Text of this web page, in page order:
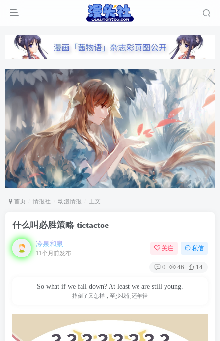
首页 情报社 动漫情报 正文
什么叫必胜策略 tictactoe
冷泉和泉
11个月前发布
关注 私信
0 46 14
So what if we fall down? At least we are still young.
摔倒了又怎样，至少我们还年轻